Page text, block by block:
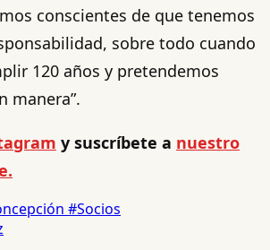
conscientes de que tenemos
sobre todo cuando
120 años y pretendemos
manera”.
y suscríbete a nuestro
#Socios